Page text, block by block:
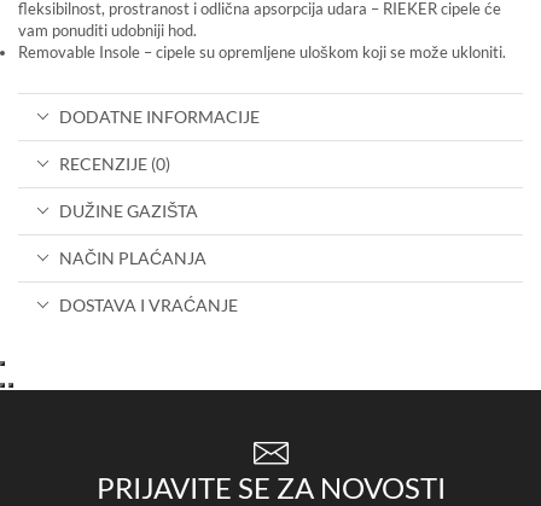
fleksibilnost, prostranost i odlična apsorpcija udara – RIEKER cipele će
vam ponuditi udobniji hod.
Removable Insole – cipele su opremljene uloškom koji se može ukloniti.
DODATNE INFORMACIJE
RECENZIJE (0)
DUŽINE GAZIŠTA
NAČIN PLAĆANJA
DOSTAVA I VRAĆANJE
PRIJAVITE SE ZA NOVOSTI